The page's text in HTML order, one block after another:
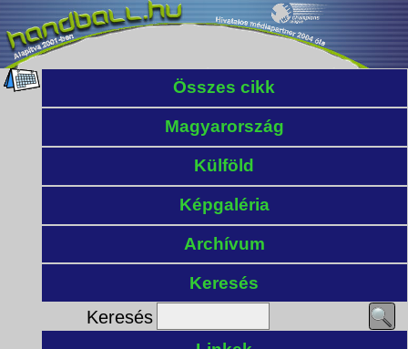
Összes cikk
Magyarország
Külföld
Képgaléria
Archívum
Keresés
Keresés